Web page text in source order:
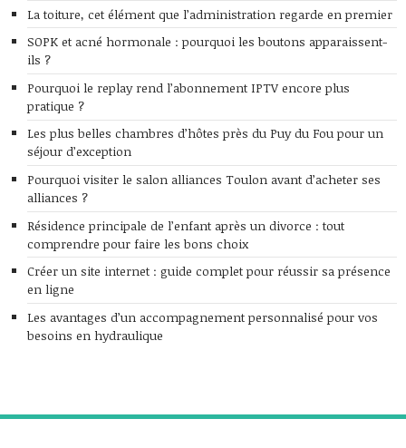
La toiture, cet élément que l’administration regarde en premier
SOPK et acné hormonale : pourquoi les boutons apparaissent-
ils ?
Pourquoi le replay rend l’abonnement IPTV encore plus
pratique ?
Les plus belles chambres d’hôtes près du Puy du Fou pour un
séjour d’exception
Pourquoi visiter le salon alliances Toulon avant d’acheter ses
alliances ?
Résidence principale de l’enfant après un divorce : tout
comprendre pour faire les bons choix
Créer un site internet : guide complet pour réussir sa présence
en ligne
Les avantages d’un accompagnement personnalisé pour vos
besoins en hydraulique